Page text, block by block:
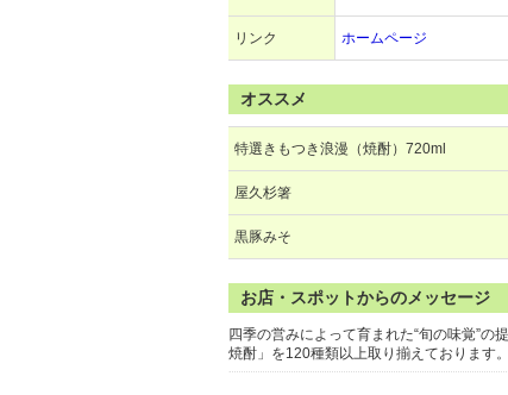
リンク ホームページ
オススメ
特選きもつき浪漫（焼酎）720ml
屋久杉箸
黒豚みそ
お店・スポットからのメッセージ
四季の営みによって育まれた“旬の味覚”
焼酎」を120種類以上取り揃えております